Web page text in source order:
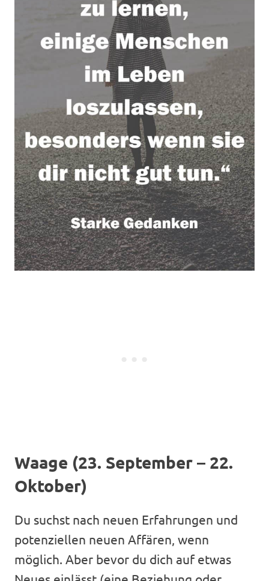
Waage (23. September – 22.
Oktober)
Du suchst nach neuen Erfahrungen und
potenziellen neuen Affären, wenn
möglich. Aber bevor du dich auf etwas